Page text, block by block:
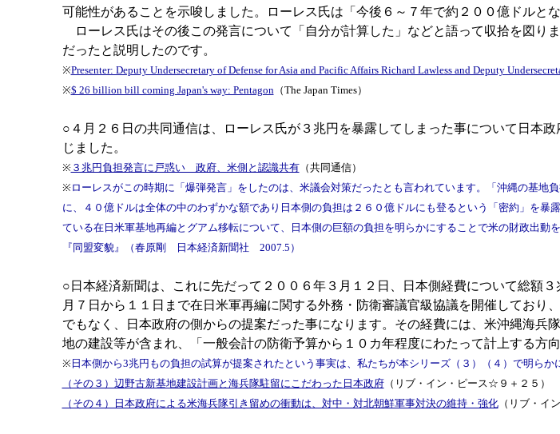
可能性があることを示唆しました。ローレス氏は「今後６～７年で約２００億ドルと
ローレス氏はその後この発言について「自分が計算した」などと語って収拾を図り
だったと説明したのです。
※Presenter: Deputy Undersecretary of Defense for Asia and Pacific Affairs Richard Lawless and Deputy
※$ 26 billion bill coming Japan's way: Pentagon（The Japan Times）
○４月２６日の共同通信は、ローレス氏が３兆円を暴露してしまった事について日本
じました。
※３兆円負担発言に戸惑い 政府、米側と認識共有（共同通信）
※ローレスがこの時期に「爆弾発言」をしたのは、米議会対策だったとも言われています。「沖縄の基
に、４０億ドルは全体の中のわずかな額であり日本側の負担は２６０億ドルにも登るという「密約」を
ている在日米軍基地再編とグアム移転について、日本側の巨額の負担を明らかにすることで米の財政出動
『同盟変貌』（春原剛 日本経済新聞社 2007.5）
○日本経済新聞は、これに先だって２００６年３月１２日、日本側経費について総額
月７日から１１日まで在日米軍再編に関する外務・防衛審議官級協議を開催してお
でもなく、日本政府の側からの提案だった事になります。その経費には、米沖縄海
地の建設等が含まれ、「一般会計の防衛予算から１０カ年程度にわたって計上する方
※日本側から3兆円もの負担の試算が提案されたという事実は、私たちが本シリーズ（３）（４）で明ら
（その３）辺野古新基地建設計画と海兵隊駐留にこだわった日本政府（リブ・イン・ピース☆９＋２５）
（その４）日本政府による米海兵隊引き留めの衝動は、対中・対北朝鮮軍事対決の維持・強化（リブ・イ